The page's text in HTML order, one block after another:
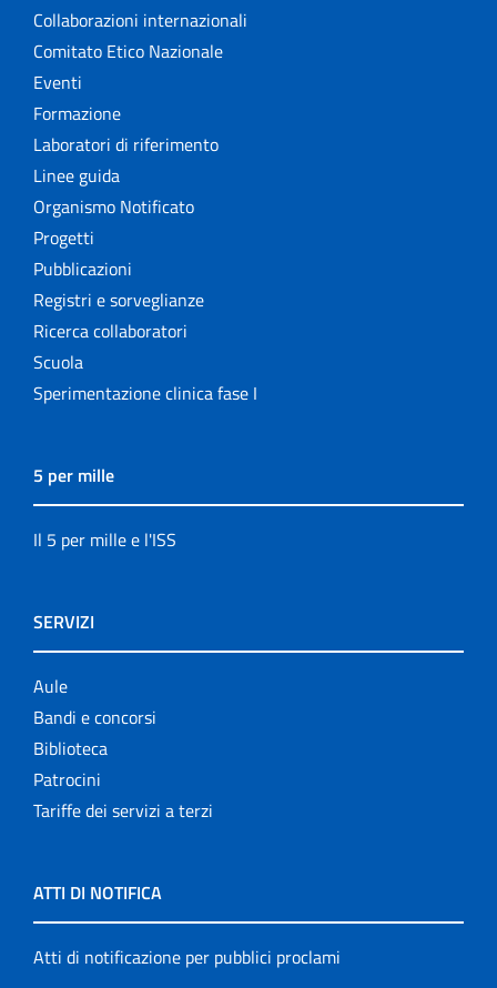
Collaborazioni internazionali
Comitato Etico Nazionale
Eventi
Formazione
Laboratori di riferimento
Linee guida
Organismo Notificato
Progetti
Pubblicazioni
Registri e sorveglianze
Ricerca collaboratori
Scuola
Sperimentazione clinica fase I
5 per mille
Il 5 per mille e l'ISS
SERVIZI
Aule
Bandi e concorsi
Biblioteca
Patrocini
Tariffe dei servizi a terzi
ATTI DI NOTIFICA
Atti di notificazione per pubblici proclami